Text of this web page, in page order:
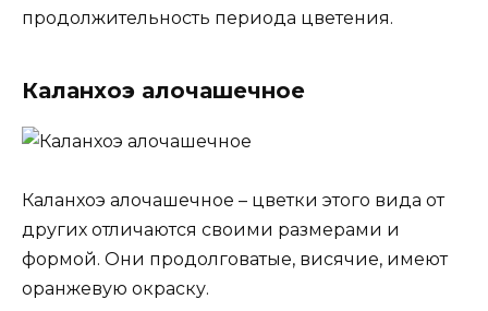
продолжительность периода цветения.
Каланхоэ алочашечное
Каланхоэ алочашечное – цветки этого вида от
других отличаются своими размерами и
формой. Они продолговатые, висячие, имеют
оранжевую окраску.